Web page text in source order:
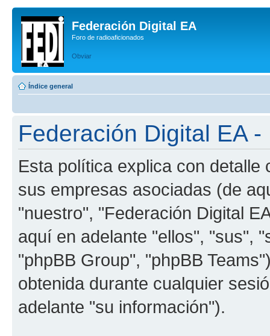
Federación Digital EA
Foro de radioaficionados
Obviar
Índice general
Federación Digital EA
Esta política explica con detalle
sus empresas asociadas (de
"nuestro", "Federación Digital
aquí en adelante "ellos", "sus",
"phpBB Group", "phpBB
obtenida durante cualquier
adelante "su información").